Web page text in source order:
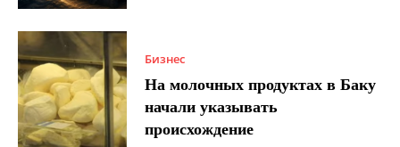
Бизнес
На молочных продуктах в Баку
начали указывать
происхождение